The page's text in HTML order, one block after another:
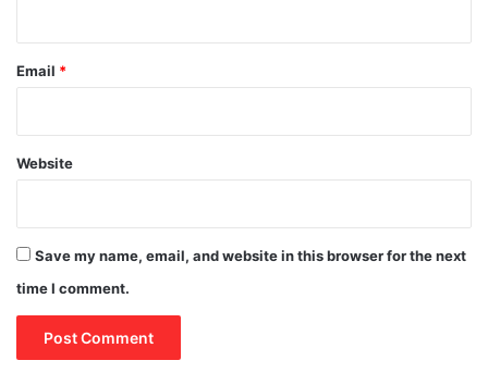
Email *
Website
Save my name, email, and website in this browser for the next
time I comment.